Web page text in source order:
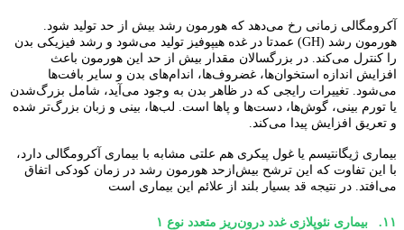
آکرومگالی زمانی رخ می‌دهد که هورمون رشد بیش از حد تولید شود.
هورمون رشد (GH) عمدتا در غده هیپوفیز تولید می‌شود و رشد فیزیکی بدن
را کنترل می‌کند. در بزرگسالان مقدار بیش از حد این هورمون باعث
افزایش اندازه استخوان‌ها، غضروف‌ها، اندام‌های بدن و سایر بافت‌ها
می‌شود. تغییرات رایجی که در ظاهر بدن به وجود می‌آید، شامل بزرگ‌شدن
یا تورم بینی، گوش‌ها، دست‌ها و پاها است. لب‌ها، بینی و زبان بزرگ‌تر شده
و تعریق افزایش پیدا می‌کند.
بیماری ژیگانتیسم یا غول پیکری هم علتی مشابه با بیماری آکرومگالی دارد،
با این تفاوت که این ترشح بیش‌ازحد هورمون رشد در زمان کودکی اتفاق
می‌افتد. در نتیجه قد بسیار بلند از علائم این بیماری است
۱۱. بیماری نئوپلازی غدد درون‌ریز متعدد نوع ۱